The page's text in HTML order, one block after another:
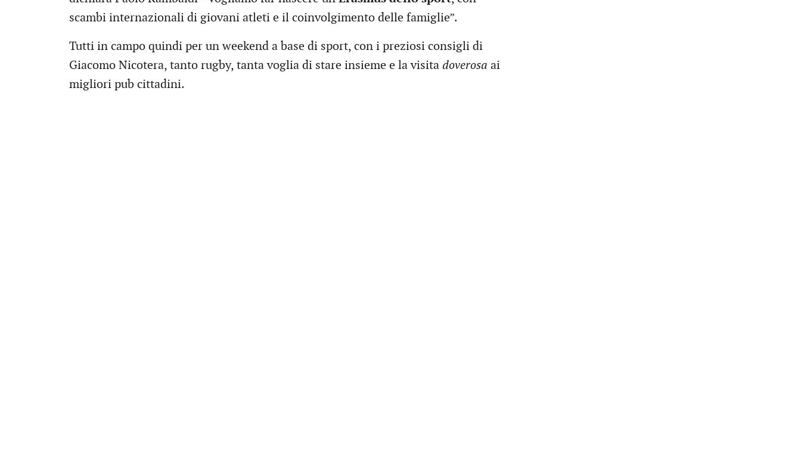
scambi internazionali di giovani atleti e il coinvolgimento delle famiglie”.
Tutti in campo quindi per un weekend a base di sport, con i preziosi consigli di
Giacomo Nicotera, tanto rugby, tanta voglia di stare insieme e la visita doverosa ai
migliori pub cittadini.